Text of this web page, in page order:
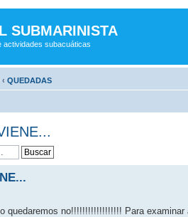
SUBMARINISTA
actividades subacuáticas
‹ QUEDADAS
quedaremos no!!!!!!!!!!!!!!!!!! Para